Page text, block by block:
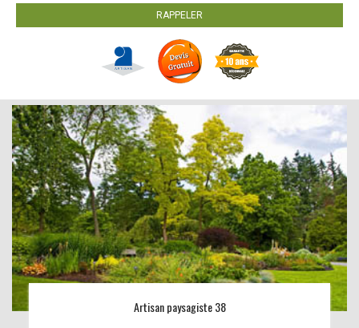
Artisan paysagiste 38